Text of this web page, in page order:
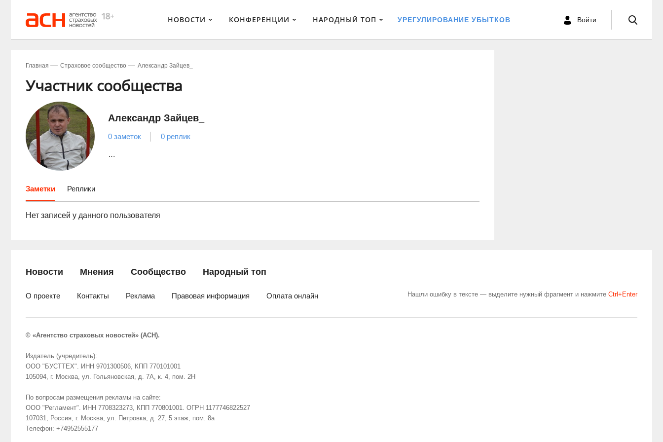
НОВОСТИ КОНФЕРЕНЦИИ НАРОДНЫЙ ТОП УРЕГУЛИРОВАНИЕ УБЫТКОВ Войти
Главная Страховое сообщество Александр Зайцев_
Участник сообщества
Александр Зайцев_
0 заметок 0 реплик
…
Заметки Реплики
Нет записей у данного пользователя
Новости Мнения Сообщество Народный топ
О проекте Контакты Реклама Правовая информация Оплата онлайн Нашли ошибку в тексте — выделите нужный фрагмент и нажмите Сtrl+Enter
© «Агентство страховых новостей» (АСН).
Издатель (учредитель):
ООО "БУСТТЕХ". ИНН 9701300506, КПП 770101001
105094, г. Москва, ул. Гольяновская, д. 7А, к. 4, пом. 2Н
По вопросам размещения рекламы на сайте:
ООО "Регламент". ИНН 7708323273, КПП 770801001. ОГРН 1177746822527
107031, Россия, г. Москва, ул. Петровка, д. 27, 5 этаж, пом. 8а
Телефон: +74952555177